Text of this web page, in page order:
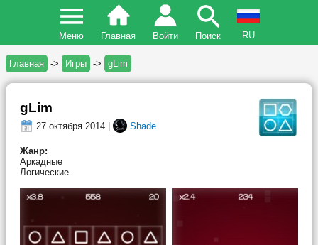
Меню Главная Войти Поиск RU
Главная -> Игры -> gLim
gLim
27 октября 2014 | Shade
Жанр:
Аркадные
Логические